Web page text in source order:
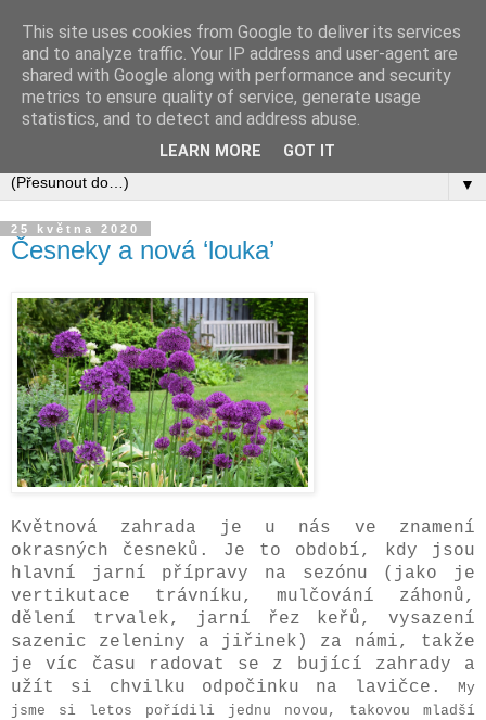
▼
25 května 2020
Česneky a nová ‘louka’
Květnová zahrada je u nás ve znamení
okrasných česneků. Je to období, kdy jsou
hlavní jarní přípravy na sezónu (jako je
vertikutace trávníku, mulčování záhonů,
dělení trvalek, jarní řez keřů, vysazení
sazenic zeleniny a jiřinek) za námi, takže
je víc času radovat se z bující zahrady a
užít si chvilku odpočinku na lavičce. My
jsme si letos pořídili jednu novou, takovou mladší
This site uses cookies from Google to deliver its services
and to analyze traffic. Your IP address and user-agent are
shared with Google along with performance and security
metrics to ensure quality of service, generate usage
statistics, and to detect and address abuse.
LEARN MORE GOT IT